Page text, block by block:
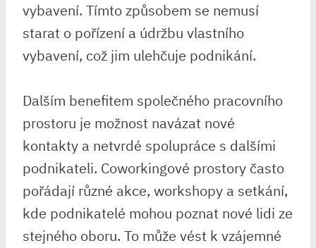
vybavení. Tímto způsobem se nemusí
starat o pořízení a údržbu vlastního
vybavení, což jim ulehčuje podnikání.
Dalším benefitem společného pracovního
prostoru je možnost navázat nové
kontakty a netvrdé spolupráce s dalšími
podnikateli. Coworkingové prostory často
pořádají různé akce, workshopy a setkání,
kde podnikatelé mohou poznat nové lidi ze
stejného oboru. To může vést k vzájemné